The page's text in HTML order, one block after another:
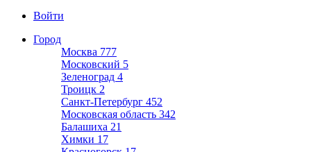
Войти
Город
Москва 777
Московский 5
Зеленоград 4
Троицк 2
Санкт-Петербург 452
Московская область 342
Балашиха 21
Химки 17